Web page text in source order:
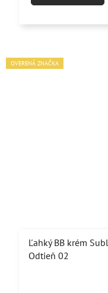
OVERENÁ ZNAČKA
Ľahký BB krém
Odtieň 02